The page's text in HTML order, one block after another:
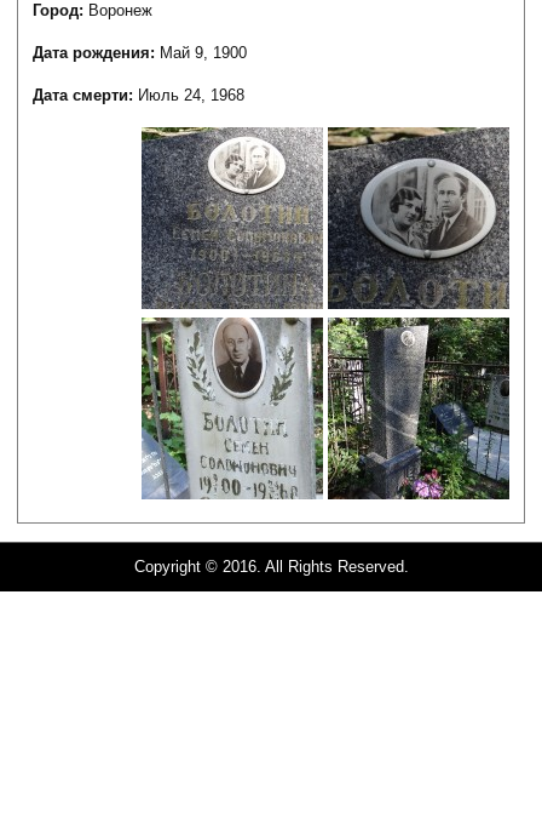
Город: Воронеж
Дата рождения: Май 9, 1900
Дата смерти: Июль 24, 1968
Copyright © 2016. All Rights Reserved.